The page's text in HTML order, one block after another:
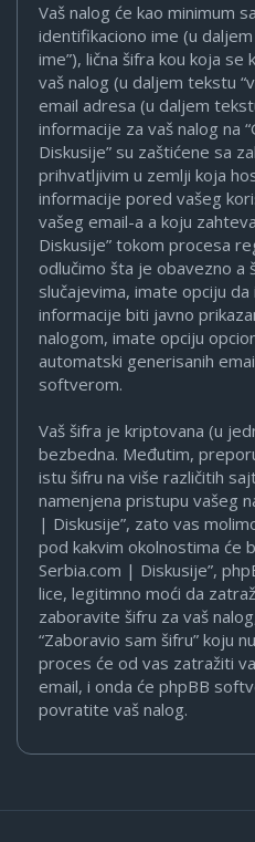
Vaš nalog će kao minimum
identifikaciono ime (u
ime”), lična šifra kou koja
vaš nalog (u daljem tekstu
email adresa (u daljem
informacije za vaš nalog na
Diskusije” su zaštićene sa
prihvatljivim u zemlji koja
informacije pored vašeg
vašeg email-a a koju
Diskusije” tokom procesa
odlučimo šta je obavezno a
slučajevima, imate opciju
informacije biti javno
nalogom, imate opciju
automatski generisanih
softverom.
Vaš šifra je kriptovana (u
bezbedna. Međutim,
istu šifru na više različitih
namenjena pristupu vašeg
| Diskusije”, zato vas
pod kakvim okolnostima će
Serbia.com | Diskusije”,
lice, legitimno moći da
zaboravite šifru za vaš
“Zaboravio sam šifru” koju
proces će od vas zatražiti
email, i onda će phpBB
povratite vaš nalog.